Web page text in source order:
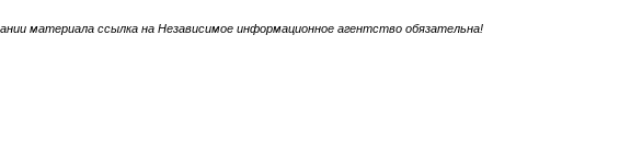
материала ссылка на Независимое информационное агентство обязательна!